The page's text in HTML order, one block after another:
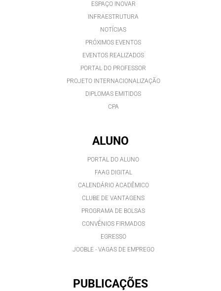
ESPAÇO INOVAR
INFRAESTRUTURA
NOTÍCIAS
PRÓXIMOS EVENTOS
EVENTOS REALIZADOS
PORTAL DO PROFESSOR
PROJETO INTERNACIONALIZAÇÃO
DIPLOMAS EMITIDOS
CPA
ALUNO
PORTAL DO ALUNO
FAAG DIGITAL
CALENDÁRIO ACADÊMICO
CLUBE DE VANTAGENS
PROGRAMA DE BOLSAS
CONVÊNIOS FIRMADOS
EGRESSO
JOOBLE - VAGAS DE EMPREGO
PUBLICAÇÕES